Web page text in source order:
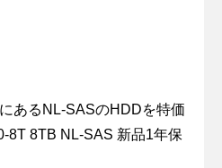
あるNL-SASのHDDを特価
8TB NL-SAS 新品1年保